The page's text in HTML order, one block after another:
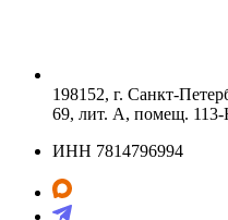
198152, г. Санкт-
69, лит. А, помещ.
ИНН 7814796994